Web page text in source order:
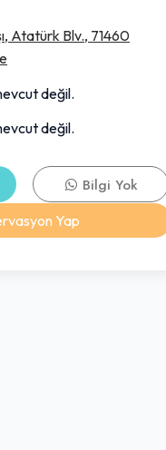
Atatürk Blv., 71460
değil.
değil.
Bilgi Yok
Yap